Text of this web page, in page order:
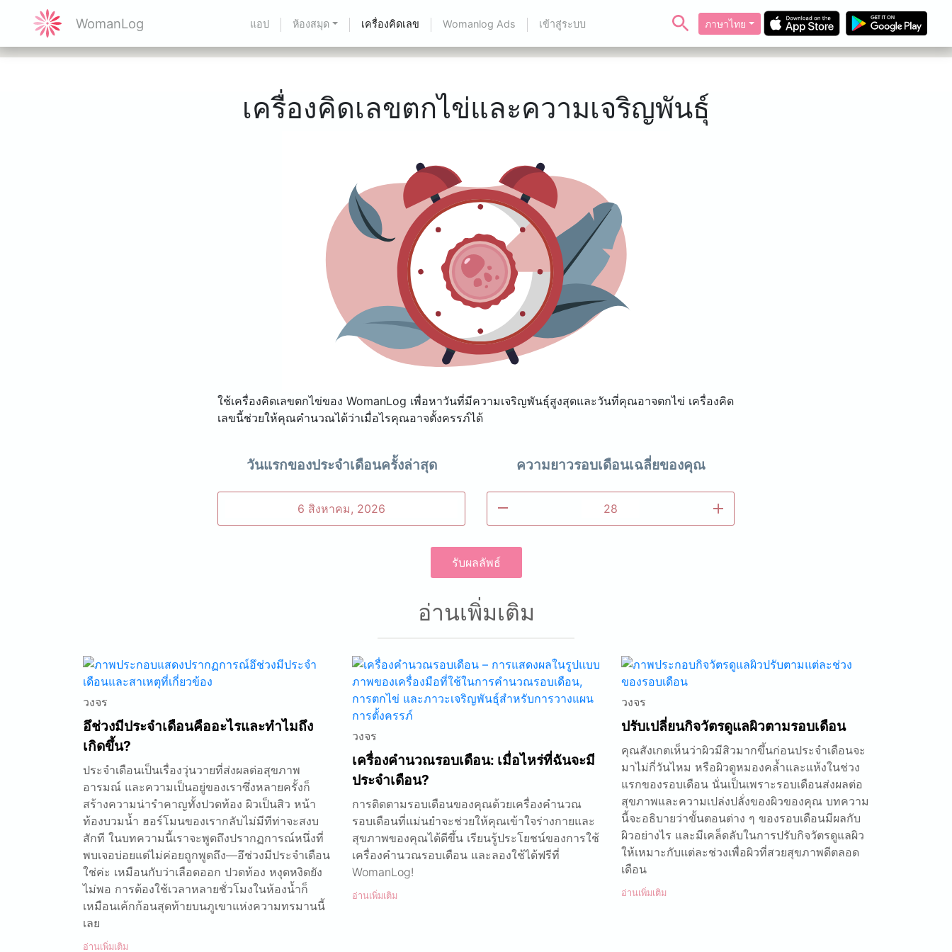
WomanLog แอป ห้องสมุด เครื่องคิดเลข Womanlog Ads เข้าสู่ระบบ ภาษาไทย
เครื่องคิดเลขตกไข่และความเจริญพันธุ์
ใช้เครื่องคิดเลขตกไข่ของ WomanLog เพื่อหาวันที่มีความเจริญพันธุ์สูงสุดและวันที่คุณอาจตกไข่ เครื่องคิด
เลขนี้ช่วยให้คุณคำนวณได้ว่าเมื่อไรคุณอาจตั้งครรภ์ได้
วันแรกของประจำเดือนครั้งล่าสุด ความยาวรอบเดือนเฉลี่ยของคุณ
remove add
รับผลลัพธ์
อ่านเพิ่มเติม
วงจร
อึช่วงมีประจำเดือนคืออะไรและทำไมถึง
เกิดขึ้น?
ประจำเดือนเป็นเรื่องวุ่นวายที่ส่งผลต่อสุขภาพ
อารมณ์ และความเป็นอยู่ของเราซึ่งหลายครั้งก็
สร้างความน่ารำคาญทั้งปวดท้อง ผิวเป็นสิว หน้า
ท้องบวมน้ำ ฮอร์โมนของเรากลับไม่มีทีท่าจะสงบ
สักที ในบทความนี้เราจะพูดถึงปรากฏการณ์หนึ่งที่
พบเจอบ่อยแต่ไม่ค่อยถูกพูดถึง—อึช่วงมีประจำเดือน
ใช่ค่ะ เหมือนกับว่าเลือดออก ปวดท้อง หงุดหงิดยัง
ไม่พอ การต้องใช้เวลาหลายชั่วโมงในห้องน้ำก็
เหมือนเค้กก้อนสุดท้ายบนภูเขาแห่งความทรมานนี้
เลย
อ่านเพิ่มเติม
วงจร
เครื่องคำนวณรอบเดือน: เมื่อไหร่ที่ฉันจะมี
ประจำเดือน?
การติดตามรอบเดือนของคุณด้วยเครื่องคำนวณ
รอบเดือนที่แม่นยำจะช่วยให้คุณเข้าใจร่างกายและ
สุขภาพของคุณได้ดีขึ้น เรียนรู้ประโยชน์ของการใช้
เครื่องคำนวณรอบเดือน และลองใช้ได้ฟรีที่
WomanLog!
อ่านเพิ่มเติม
วงจร
ปรับเปลี่ยนกิจวัตรดูแลผิวตามรอบเดือน
คุณสังเกตเห็นว่าผิวมีสิวมากขึ้นก่อนประจำเดือนจะ
มาไม่กี่วันไหม หรือผิวดูหมองคล้ำและแห้งในช่วง
แรกของรอบเดือน นั่นเป็นเพราะรอบเดือนส่งผลต่อ
สุขภาพและความเปล่งปลั่งของผิวของคุณ บทความ
นี้จะอธิบายว่าขั้นตอนต่าง ๆ ของรอบเดือนมีผลกับ
ผิวอย่างไร และมีเคล็ดลับในการปรับกิจวัตรดูแลผิว
ให้เหมาะกับแต่ละช่วงเพื่อผิวที่สวยสุขภาพดีตลอด
เดือน
อ่านเพิ่มเติม